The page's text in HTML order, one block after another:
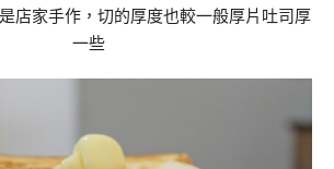
店家手作，切的厚度也較一般厚片吐司厚
一些